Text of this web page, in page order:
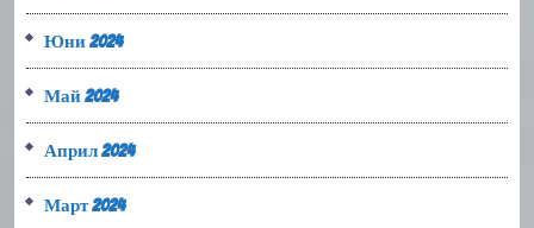
Юни 2024
Май 2024
Април 2024
Март 2024